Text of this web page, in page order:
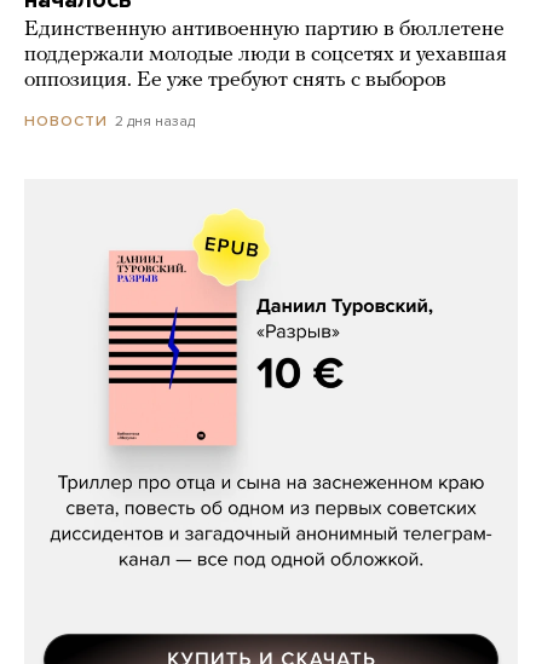
Единственную антивоенную партию в бюллетене
поддержали молодые люди в соцсетях и уехавшая
оппозиция. Ее уже требуют снять с выборов
НОВОСТИ 2 дня назад
Даниил Туровский, «Разрыв»